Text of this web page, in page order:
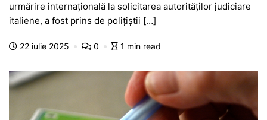
e
b
o
k
s
A
p
s
e
g
er gr
a
s
a
e ă
urmărire internațională la solicitarea autorităților judiciare
italiene, a fost prins de polițiștii […]
22 iulie 2025 0 1 min read